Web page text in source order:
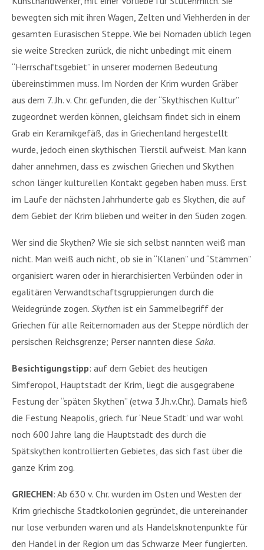
bewegten sich mit ihren Wagen, Zelten und Viehherden in der
gesamten Eurasischen Steppe. Wie bei Nomaden üblich legen
sie weite Strecken zurück, die nicht unbedingt mit einem
“Herrschaftsgebiet” in unserer modernen Bedeutung
übereinstimmen muss. Im Norden der Krim wurden Gräber
aus dem 7. Jh. v. Chr. gefunden, die der “Skythischen Kultur”
zugeordnet werden können, gleichsam findet sich in einem
Grab ein Keramikgefäß, das in Griechenland hergestellt
wurde, jedoch einen skythischen Tierstil aufweist. Man kann
daher annehmen, dass es zwischen Griechen und Skythen
schon länger kulturellen Kontakt gegeben haben muss. Erst
im Laufe der nächsten Jahrhunderte gab es Skythen, die auf
dem Gebiet der Krim blieben und weiter in den Süden zogen.
Wer sind die Skythen? Wie sie sich selbst nannten weiß man
nicht. Man weiß auch nicht, ob sie in “Klanen” und “Stämmen”
organisiert waren oder in hierarchisierten Verbünden oder in
egalitären Verwandtschaftsgruppierungen durch die
Weidegründe zogen. Skythen ist ein Sammelbegriff der
Griechen für alle Reiternomaden aus der Steppe nördlich der
persischen Reichsgrenze; Perser nannten diese Saka.
Besichtigungstipp: auf dem Gebiet des heutigen
Simferopol, Hauptstadt der Krim, liegt die ausgegrabene
Festung der “späten Skythen” (etwa 3.Jh.v.Chr.). Damals hieß
die Festung Neapolis, griech. für ‘Neue Stadt’ und war wohl
noch 600 Jahre lang die Hauptstadt des durch die
Spätskythen kontrollierten Gebietes, das sich fast über die
ganze Krim zog.
GRIECHEN: Ab 630 v. Chr. wurden im Osten und Westen der
Krim griechische Stadtkolonien gegründet, die untereinander
nur lose verbunden waren und als Handelsknotenpunkte für
den Handel in der Region um das Schwarze Meer fungierten.